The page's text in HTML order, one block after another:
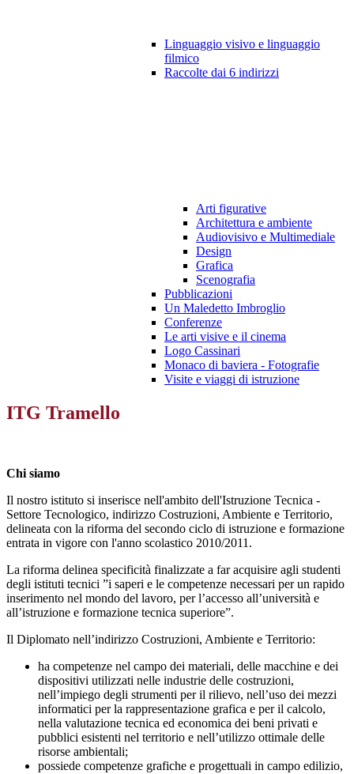
Linguaggio visivo e linguaggio
filmico
Raccolte dai 6 indirizzi
Arti figurative
Architettura e ambiente
Audiovisivo e Multimediale
Design
Grafica
Scenografia
Pubblicazioni
Un Maledetto Imbroglio
Conferenze
Le arti visive e il cinema
Logo Cassinari
Monaco di baviera - Fotografie
Visite e viaggi di istruzione
ITG Tramello
Chi siamo
Il nostro istituto si inserisce nell'ambito dell'Istruzione Tecnica -
Settore Tecnologico, indirizzo Costruzioni, Ambiente e Territorio,
delineata con la riforma del secondo ciclo di istruzione e formazione
entrata in vigore con l'anno scolastico 2010/2011.
La riforma delinea specificità finalizzate a far acquisire agli studenti
degli istituti tecnici ”i saperi e le competenze necessari per un rapido
inserimento nel mondo del lavoro, per l’accesso all’università e
all’istruzione e formazione tecnica superiore”.
Il Diplomato nell’indirizzo Costruzioni, Ambiente e Territorio:
ha competenze nel campo dei materiali, delle macchine e dei
dispositivi utilizzati nelle industrie delle costruzioni,
nell’impiego degli strumenti per il rilievo, nell’uso dei mezzi
informatici per la rappresentazione grafica e per il calcolo,
nella valutazione tecnica ed economica dei beni privati e
pubblici esistenti nel territorio e nell’utilizzo ottimale delle
risorse ambientali;
possiede competenze grafiche e progettuali in campo edilizio,